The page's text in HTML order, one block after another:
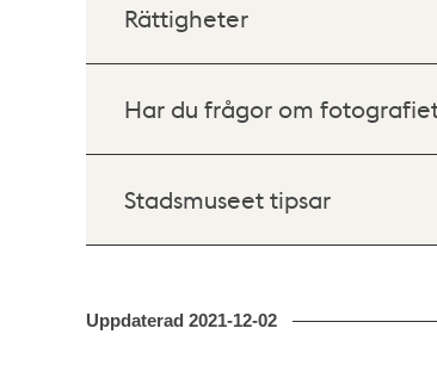
Rättigheter
Har du frågor om
Stadsmuseet tipsar
Uppdaterad 2021-12-02